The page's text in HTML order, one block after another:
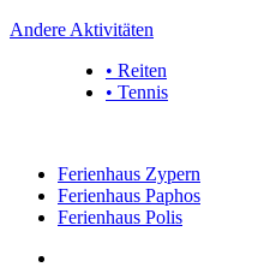
Andere Aktivitäten
• Reiten
• Tennis
Ferienhaus Zypern
Ferienhaus Paphos
Ferienhaus Polis